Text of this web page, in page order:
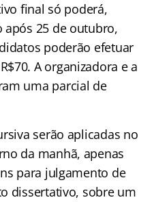
final só poderá,
25 de outubro,
poderão efetuar
A organizadora e a
uma parcial de
serão aplicadas no
da manhã, apenas
para julgamento de
dissertativo, sobre um